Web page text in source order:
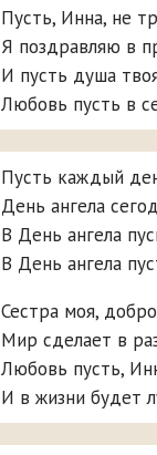
Пусть, Инна, не
Я поздравляю в
И пусть душа
Любовь пусть в
Пусть каждый
День ангела
В День ангела
В День ангела
Сестра моя,
Мир сделает в
Любовь пусть,
И в жизни будет